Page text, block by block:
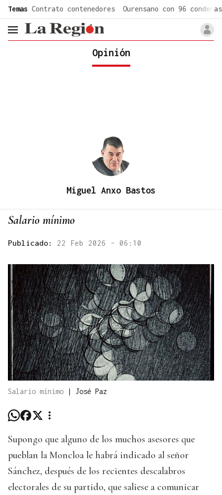
Temas Contrato contenedores Ourensano con 96 condenas
header.menu.open
Opinión
Miguel Anxo Bastos
Salario mínimo
Publicado: 22 Feb 2026 - 06:10
Salario mínimo | José Paz
Supongo que alguno de los muchos asesores que
pueblan la Moncloa le habrá indicado al señor
Sánchez, después de los recientes descalabros
electorales de su partido, que saliese a comunicar